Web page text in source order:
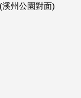
州公園對面)